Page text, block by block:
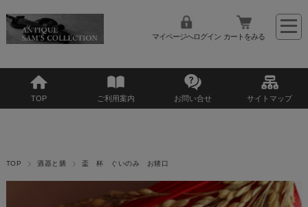
マイページへログイン カートをみる
TOP ご利用案内 お問い合せ サイトマップ
TOP 酒器と膳 盃 杯 ぐいのみ お猪口